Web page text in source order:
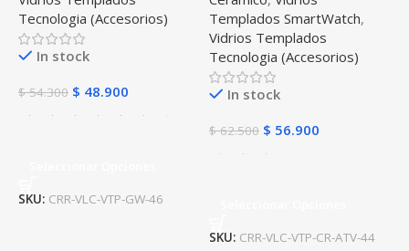
Tecnologia (Accesorios)
In stock
$54.300 $ 48.900
SKU: CRR-VLC-VTP-GW-46
Templados SmartWatch,
Vidrios Templados
Tecnologia (Accesorios)
In stock
$62.500 $ 56.900
SKU: CRR-VLC-VTP-CR-ATV-44